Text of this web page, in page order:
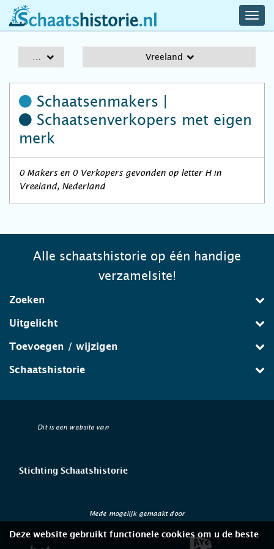
schaatshistorie.nl
Vreeland
Schaatsenmakers |
Schaatsenverkopers met eigen
merk
0 Makers en 0 Verkopers gevonden op letter H in
Vreeland, Nederland
Alle schaatshistorie op één handige
verzamelsite!
Zoeken
Uitgelicht
Toevoegen / wijzigen
Schaatshistorie
Dit is een website van
Stichting Schaatshistorie
Mede mogelijk gemaakt door
Deze website gebruikt functionele cookies om u de beste